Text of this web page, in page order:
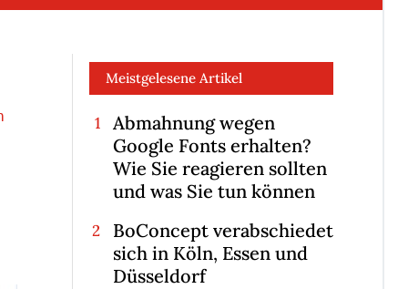
Meistgelesene Artikel
Abmahnung wegen
Google Fonts erhalten?
Wie Sie reagieren sollten
und was Sie tun können
BoConcept verabschiedet
sich in Köln, Essen und
Düsseldorf